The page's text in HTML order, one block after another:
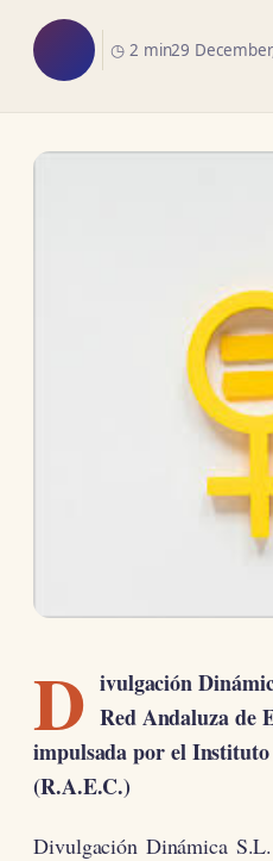
◷ 2 min29
D ivulgación
Red Andaluza de
impulsada por el
(R.A.E.C.)
Divulgación Dinámica